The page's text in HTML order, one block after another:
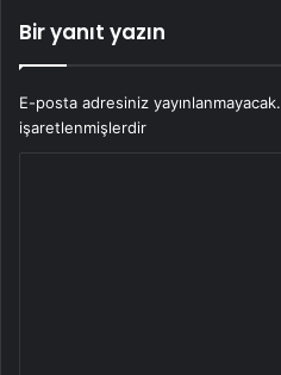
Bir yanıt yazın
E-posta adresiniz yayınlanmayacak.
işaretlenmişlerdir